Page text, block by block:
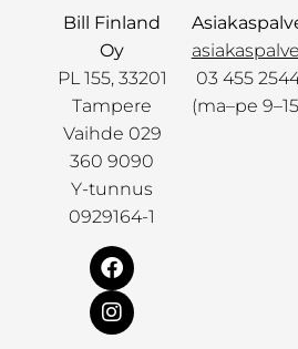
Bill Finland
Oy
PL 155, 33201
Tampere
Vaihde 029
360 9090
Y-tunnus
0929164-1
03 455
(ma–pe